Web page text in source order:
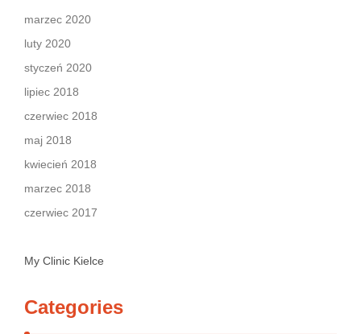
marzec 2020
luty 2020
styczeń 2020
lipiec 2018
czerwiec 2018
maj 2018
kwiecień 2018
marzec 2018
czerwiec 2017
My Clinic Kielce
Categories